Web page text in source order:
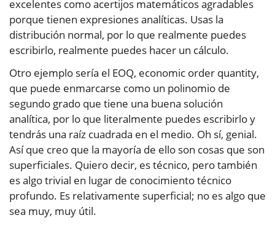
excelentes como acertijos matemáticos agradables
porque tienen expresiones analíticas. Usas la
distribución normal, por lo que realmente puedes
escribirlo, realmente puedes hacer un cálculo.
Otro ejemplo sería el EOQ, economic order quantity,
que puede enmarcarse como un polinomio de
segundo grado que tiene una buena solución
analítica, por lo que literalmente puedes escribirlo y
tendrás una raíz cuadrada en el medio. Oh sí, genial.
Así que creo que la mayoría de ello son cosas que son
superficiales. Quiero decir, es técnico, pero también
es algo trivial en lugar de conocimiento técnico
profundo. Es relativamente superficial; no es algo que
sea muy, muy útil.